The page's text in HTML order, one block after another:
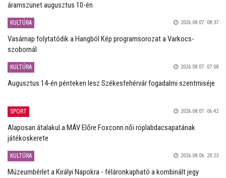
áramszünet augusztus 10-én
KULTÚRA 2026.08.07. 08:37
Vasárnap folytatódik a Hangból Kép programsorozat a Varkocs-
szobornál
KULTÚRA 2026.08.07. 07:08
Augusztus 14-én pénteken lesz Székesfehérvár fogadalmi szentmiséje
SPORT 2026.08.07. 06:42
Alaposan átalakul a MÁV Előre Foxconn női röplabdacsapatának
játékoskerete
KULTÚRA 2026.08.06. 20:23
Múzeumbérlet a Királyi Napokra - féláronkapható a kombinált jegy